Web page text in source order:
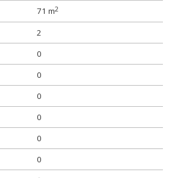
71 m2
2
0
0
0
0
0
0